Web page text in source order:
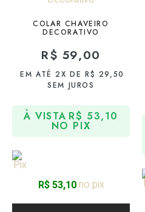
COLAR CHAVEIRO
DECORATIVO
R$ 59,00
EM ATÉ 2X DE R$ 29,50
SEM JUROS
À VISTA R$ 53,10
NO PIX
R$53,10no pix